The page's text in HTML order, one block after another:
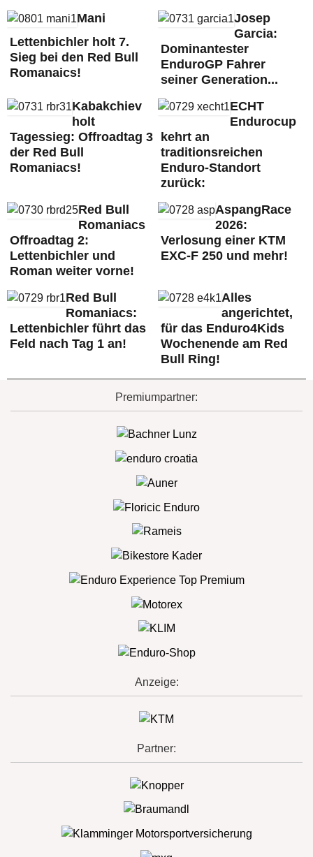
Mani
Lettenbichler holt 7.
Sieg bei den Red Bull
Romanaics!
Josep
Garcia:
Dominantester
EnduroGP Fahrer
seiner Generation...
Kabakchiev
holt
Tagessieg: Offroadtag 3
der Red Bull
Romaniacs!
ECHT
Endurocup
kehrt an
traditionsreichen
Enduro-Standort
zurück:
Red Bull
Romaniacs
Offroadtag 2:
Lettenbichler und
Roman weiter vorne!
AspangRace
2026:
Verlosung einer KTM
EXC-F 250 und mehr!
Red Bull
Romaniacs:
Lettenbichler führt das
Feld nach Tag 1 an!
Alles
angerichtet,
für das Enduro4Kids
Wochenende am Red
Bull Ring!
Premiumpartner:
Anzeige:
Partner: